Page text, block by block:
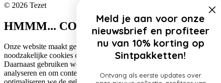
© 2026 Tezet
HMMM... COOKIES!
Onze website maakt gebruik van cookies. Zo gebruiken wij
noodzakelijke cookies om de website functioneel te houden.
Daarnaast gebruiken we cookies om het verkeer op onze website te
analyseren en om content te personaliseren. Op deze manier
Meld je aan voor onze
nieuwsbrief en profiteer
nu van 10% korting op
Sintpakketten!
Ontvang als eerste updates over